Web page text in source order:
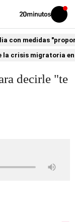
Volver
Iniciar
sesión
con medidas
la crisis migratoria
decirle "te